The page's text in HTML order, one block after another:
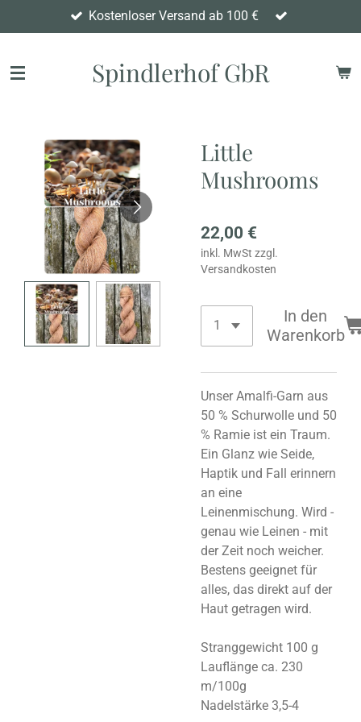
Hauptinhalt
Kostenloser Versand ab 100 €
Spindlerhof GbR
Little
Mushrooms
22,00 €
inkl. MwSt zzgl.
Versandkosten
In den
Warenkorb
Unser Amalfi-Garn aus
50 % Schurwolle und 50
% Ramie ist ein Traum.
Ein Glanz wie Seide,
Haptik und Fall erinnern
an eine
Leinenmischung. Wird -
genau wie Leinen - mit
der Zeit noch weicher.
Bestens geeignet für
alles, das direkt auf der
Haut getragen wird.
Stranggewicht 100 g
Lauflänge ca. 230
m/100g
Nadelstärke 3,5-4